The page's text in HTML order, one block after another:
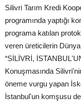
Silivri Tarım Kredi
programında yaptığı
programa katılan
veren üreticilerin
“SİLİVRİ,
Konuşmasında
öneme vurgu yapan
İstanbul'un komşusu